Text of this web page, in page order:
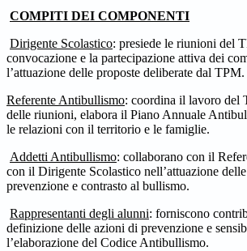
COMPITI DEI COMPONENTI
Dirigente Scolastico: presiede le riunioni del
convocazione e la partecipazione attiva dei
l’attuazione delle proposte deliberate dal TPM.
Referente Antibullismo: coordina il lavoro del
delle riunioni, elabora il Piano Annuale
le relazioni con il territorio e le famiglie.
Addetti Antibullismo: collaborano con il
con il Dirigente Scolastico nell’attuazione
prevenzione e contrasto al bullismo.
Rappresentanti degli alunni: forniscono
definizione delle azioni di prevenzione e
l’elaborazione del Codice Antibullismo.